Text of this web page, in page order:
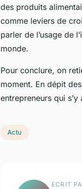
des produits
comme leviers de
parler de l’usage de
monde.
Pour conclure, on
moment. En dépit
entrepreneurs qui
Actu
ECRIT